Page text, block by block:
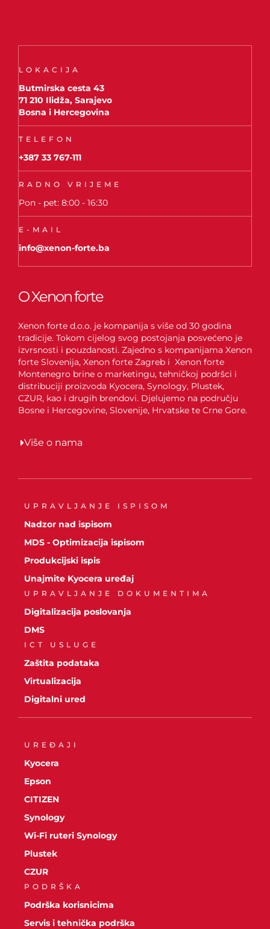
LOKACIJA
Butmirska cesta 43
71 210 Ilidža, Sarajevo
Bosna i Hercegovina
TELEFON
+387 33 767-111
RADNO VRIJEME
Pon - pet: 8:00 - 16:30
E-MAIL
info@xenon-forte.ba
O Xenon forte
Xenon forte d.o.o. je kompanija s više od 30 godina
tradicije. Tokom cijelog svog postojanja posvećeno je
izvrsnosti i pouzdanosti. Zajedno s kompanijama Xenon
forte Slovenija, Xenon forte Zagreb i Xenon forte
Montenegro brine o marketingu, tehničkoj podršci i
distribuciji proizvoda Kyocera, Synology, Plustek,
CZUR, kao i drugih brendovi. Djelujemo na području
Bosne i Hercegovine, Slovenije, Hrvatske te Crne Gore.
Više o nama
UPRAVLJANJE ISPISOM
Nadzor nad ispisom
MDS - Optimizacija ispisom
Produkcijski ispis
Unajmite Kyocera uređaj
UPRAVLJANJE DOKUMENTIMA
Digitalizacija poslovanja
DMS
ICT USLUGE
Zaštita podataka
Virtualizacija
Digitalni ured
UREĐAJI
Kyocera
Epson
CITIZEN
Synology
Wi-Fi ruteri Synology
Plustek
CZUR
PODRŠKA
Podrška korisnicima
Servis i tehnička podrška